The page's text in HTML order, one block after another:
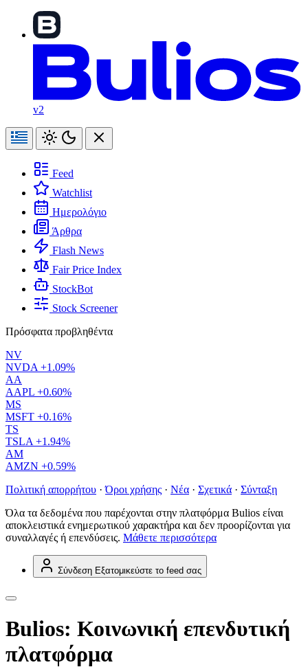
v2
Feed
Watchlist
Ημερολόγιο
Άρθρα
Flash News
Fair Price Index
StockBot
Stock Screener
Πρόσφατα προβληθέντα
NV
NVDA +1.09%
AA
AAPL +0.60%
MS
MSFT +0.16%
TS
TSLA +1.94%
AM
AMZN +0.59%
Πολιτική απορρήτου · Όροι χρήσης · Νέα · Σχετικά · Σύνταξη
Όλα τα δεδομένα που παρέχονται στην πλατφόρμα Bulios είναι
αποκλειστικά ενημερωτικού χαρακτήρα και δεν προορίζονται για
συναλλαγές ή επενδύσεις. Μάθετε περισσότερα
Σύνδεση Εξατομικεύστε το feed σας
Bulios: Κοινωνική επενδυτική
πλατφόρμα